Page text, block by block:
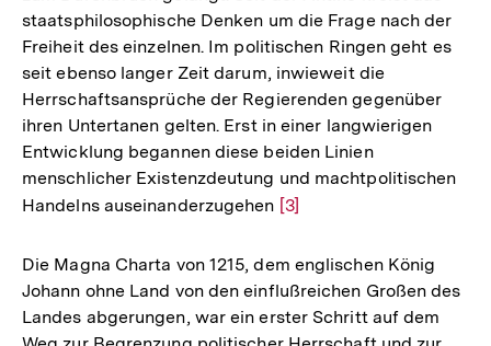
staatsphilosophische Denken um die Frage nach der
Freiheit des einzelnen. Im politischen Ringen geht es
seit ebenso langer Zeit darum, inwieweit die
Herrschaftsansprüche der Regierenden gegenüber
ihren Untertanen gelten. Erst in einer langwierigen
Entwicklung begannen diese beiden Linien
menschlicher Existenzdeutung und machtpolitischen
Handelns auseinanderzugehen Zur
der
Fußnote
[3]
Die Magna Charta von 1215, dem englischen König
Johann ohne Land von den einflußreichen Großen des
Landes abgerungen, war ein erster Schritt auf dem